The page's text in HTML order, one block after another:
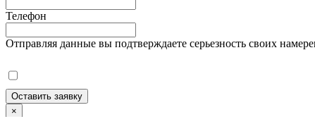
Телефон
Отправляя данные вы подтверждаете серьезность своих
Оставить заявку
×